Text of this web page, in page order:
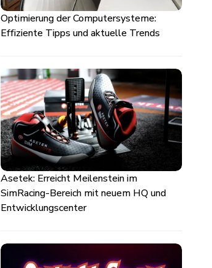
Optimierung der Computersysteme:
Effiziente Tipps und aktuelle Trends
Asetek: Erreicht Meilenstein im
SimRacing-Bereich mit neuem HQ und
Entwicklungscenter